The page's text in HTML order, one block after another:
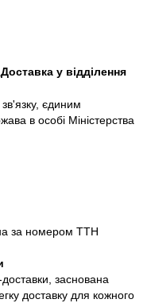
Доставка у відділення
єдиним
в особі Міністерства
за номером ТТН
заснована
доставку для кожного